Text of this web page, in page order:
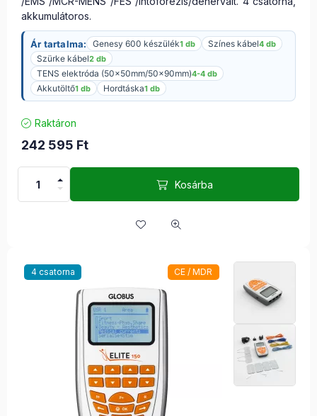
akkumulátoros.
Ár tartalma: Genesy 600 készülék1 db Színes kábel4 db
Szürke kábel2 db
TENS elektróda (50x50mm/50x90mm)4-4 db
Akkutöltő1 db Hordtáska1 db
Raktáron
242 595 Ft
Kosárba
4 csatorna CE / MDR